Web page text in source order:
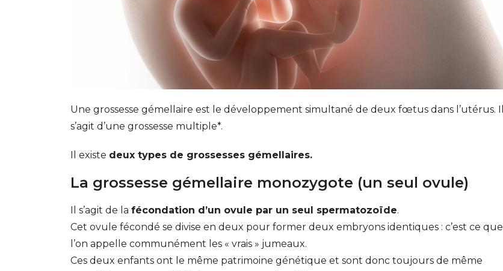
Une grossesse gémellaire est le développement simultané de deux fœtus dans l’utérus. Il
s’agit d’une grossesse multiple*.
Il existe deux types de grossesses gémellaires.
La grossesse gémellaire monozygote (un seul ovule)
Il s’agit de la fécondation d’un ovule par un seul spermatozoïde.
Cet ovule fécondé se divise en deux pour former deux embryons identiques : c’est ce que
l’on appelle communément les « vrais » jumeaux.
Ces deux enfants ont le même patrimoine génétique et sont donc toujours de même